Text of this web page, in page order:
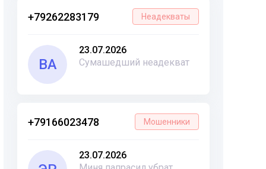
+79262283179 Неадекваты
ВА
23.07.2026
Сумашедший неадекват
+79166023478 Мошенники
23.07.2026